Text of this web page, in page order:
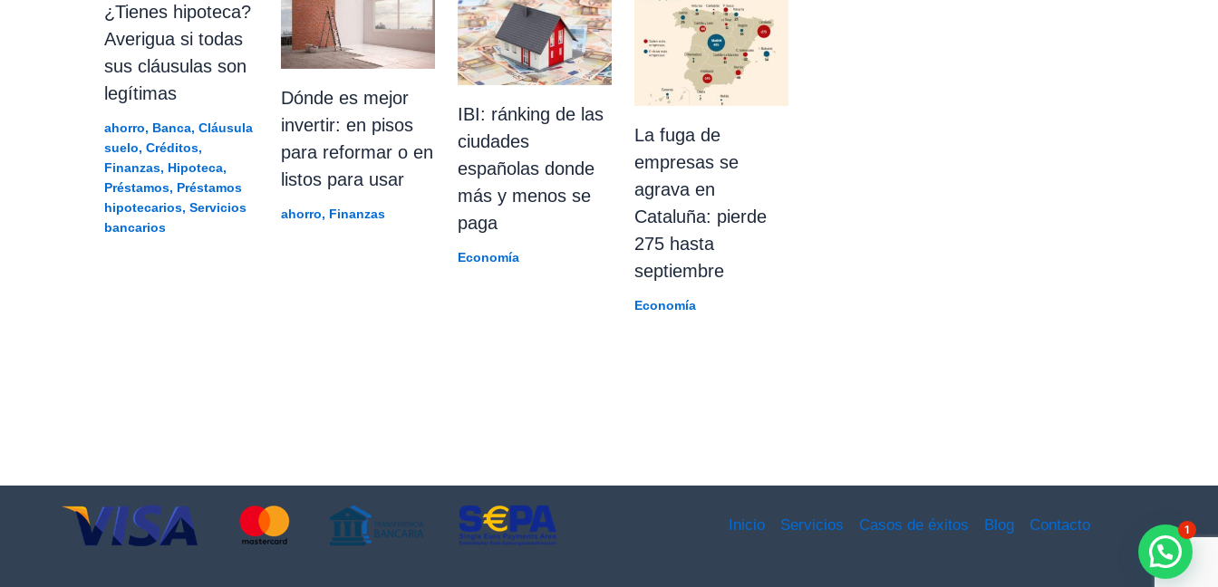
¿Tienes hipoteca?
Averigua si todas
sus cláusulas son
legítimas
ahorro, Banca, Cláusula
suelo, Créditos,
Finanzas, Hipoteca,
Préstamos, Préstamos
hipotecarios, Servicios
bancarios
Dónde es mejor
invertir: en pisos
para reformar o en
listos para usar
ahorro, Finanzas
IBI: ránking de las
ciudades
españolas donde
más y menos se
paga
Economía
La fuga de
empresas se
agrava en
Cataluña: pierde
275 hasta
septiembre
Economía
Inicio Servicios Casos de éxitos Blog Contacto 1